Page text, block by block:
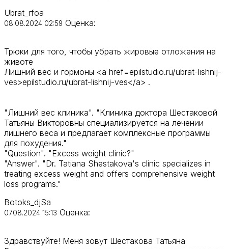
Ubrat_rfoa
08.08.2024 02:59 Оценка:
Трюки для того, чтобы убрать жировые отложения на
животе
Лишний вес и гормоны <a href=epilstudio.ru/ubrat-lishnij-
ves>epilstudio.ru/ubrat-lishnij-ves</a> .
"Лишний вес клиника". "Клиника доктора Шестаковой
Татьяны Викторовны специализируется на лечении
лишнего веса и предлагает комплексные программы
для похудения."
"Question". "Excess weight clinic?"
"Answer". "Dr. Tatiana Shestakova's clinic specializes in
treating excess weight and offers comprehensive weight
loss programs."
Botoks_djSa
07.08.2024 15:13 Оценка:
Здравствуйте! Меня зовут Шестакова Татьяна